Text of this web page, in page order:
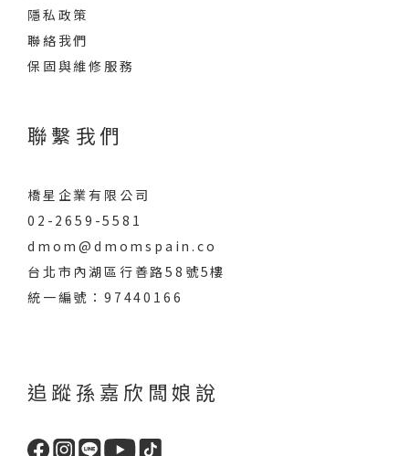
隱私政策
聯絡我們
保固與維修服務
聯繫我們
橋星企業有限公司
02-2659-5581
dmom@dmomspain.co
台北市內湖區行善路58號5樓
統一編號：97440166
追蹤孫嘉欣闆娘說